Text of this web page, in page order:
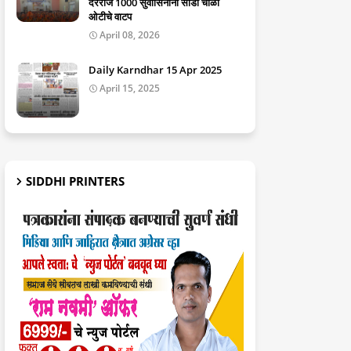
ओटीचे वाटप
April 08, 2026
Daily Karndhar 15 Apr 2025
April 15, 2025
SIDDHI PRINTERS